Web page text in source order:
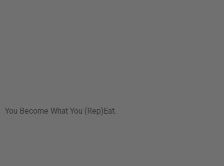
You Become What You (Rep)Eat.